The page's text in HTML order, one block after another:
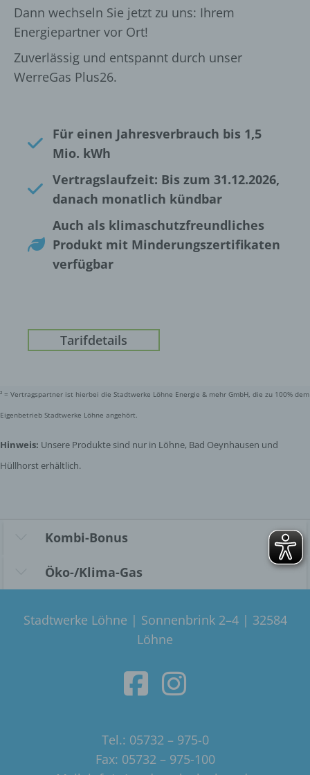
Dann wechseln Sie jetzt zu uns: Ihrem
Energiepartner vor Ort!
Zuverlässig und entspannt durch unser
WerreGas Plus26.
Für einen Jahresverbrauch bis 1,5
Mio. kWh
Vertragslaufzeit: Bis zum 31.12.2026,
danach monatlich kündbar
Auch als klimaschutzfreundliches
Produkt mit Minderungszertifikaten
verfügbar
Tarifdetails
² = Vertragspartner ist hierbei die Stadtwerke Löhne Energie & mehr GmbH, die zu 100% dem
Eigenbetrieb Stadtwerke Löhne angehört.
Hinweis: Unsere Produkte sind nur in Löhne, Bad Oeynhausen und
Hüllhorst erhältlich.
Kombi-Bonus
Öko-/Klima-Gas
Stadtwerke Löhne | Sonnenbrink 2–4 | 32584
Löhne
Tel.: 05732 – 975-0
Fax: 05732 – 975-100